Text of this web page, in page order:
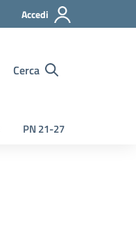
Accedi
Cerca
PN 21-27